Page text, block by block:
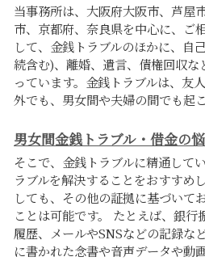
当事務所は、大阪府大阪市、芦屋
市、京都府、奈良県を中心に、ご
して、金銭トラブルのほかに、自
続含む)、離婚、遺言、債権回収
っています。金銭トラブルは、友
外でも、男女間や夫婦の間でも起
男女間金銭トラブル・借金の
そこで、金銭トラブルに精通して
ラブルを解決することをおすすめ
しても、その他の証拠に基づいて
ことは可能です。 たとえば、銀
履歴、メールやSNSなどの記録な
に書かれた念書や音声データや動